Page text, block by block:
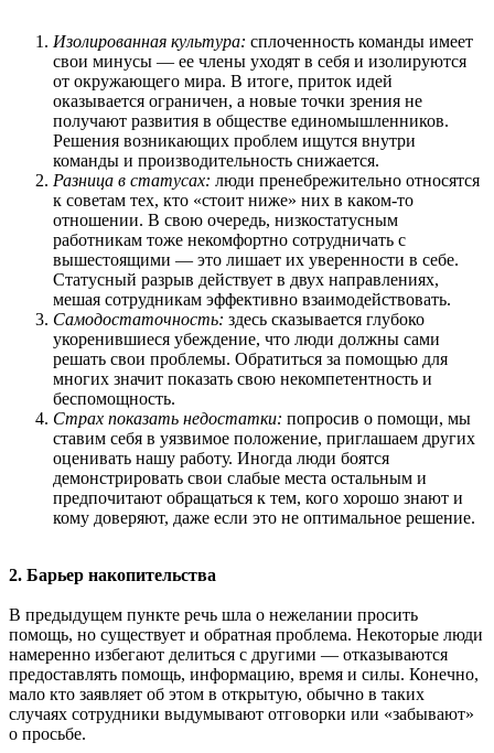
Изолированная культура: сплоченность команды имеет
свои минусы — ее члены уходят в себя и изолируются
от окружающего мира. В итоге, приток идей
оказывается ограничен, а новые точки зрения не
получают развития в обществе единомышленников.
Решения возникающих проблем ищутся внутри
команды и производительность снижается.
Разница в статусах: люди пренебрежительно относятся
к советам тех, кто «стоит ниже» них в каком-то
отношении. В свою очередь, низкостатусным
работникам тоже некомфортно сотрудничать с
вышестоящими — это лишает их уверенности в себе.
Статусный разрыв действует в двух направлениях,
мешая сотрудникам эффективно взаимодействовать.
Самодостаточность: здесь сказывается глубоко
укоренившиеся убеждение, что люди должны сами
решать свои проблемы. Обратиться за помощью для
многих значит показать свою некомпетентность и
беспомощность.
Страх показать недостатки: попросив о помощи, мы
ставим себя в уязвимое положение, приглашаем других
оценивать нашу работу. Иногда люди боятся
демонстрировать свои слабые места остальным и
предпочитают обращаться к тем, кого хорошо знают и
кому доверяют, даже если это не оптимальное решение.
2. Барьер накопительства
В предыдущем пункте речь шла о нежелании просить
помощь, но существует и обратная проблема. Некоторые люди
намеренно избегают делиться с другими — отказываются
предоставлять помощь, информацию, время и силы. Конечно,
мало кто заявляет об этом в открытую, обычно в таких
случаях сотрудники выдумывают отговорки или «забывают»
о просьбе.